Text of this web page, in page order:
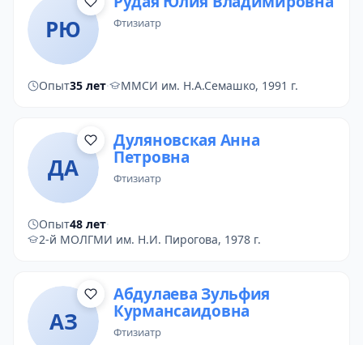
РЮ фтизиатр
Опыт35 лет· ММСИ им. Н.А.Семашко, 1991 г.
ДА
Дуляновская Анна
Петровна
фтизиатр
Опыт48 лет·
2-й МОЛГМИ им. Н.И. Пирогова, 1978 г.
АЗ
Абдулаева Зульфия
Курмансаидовна
фтизиатр